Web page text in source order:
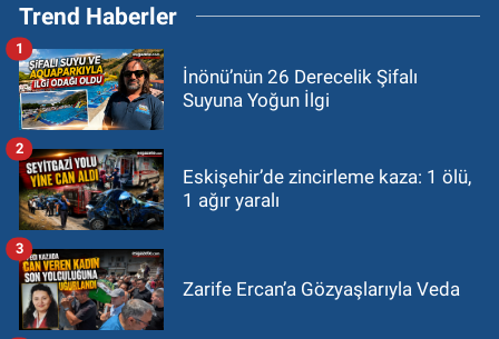
Trend Haberler
İnönü’nün 26 Derecelik Şifalı
Suyuna Yoğun İlgi
1
Eskişehir’de zincirleme kaza: 1 ölü,
1 ağır yaralı
2
Zarife Ercan’a Gözyaşlarıyla Veda
3